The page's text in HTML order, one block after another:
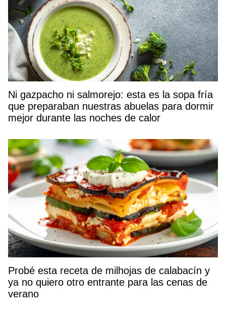
Ni gazpacho ni salmorejo: esta es la sopa fría
que preparaban nuestras abuelas para dormir
mejor durante las noches de calor
Probé esta receta de milhojas de calabacín y
ya no quiero otro entrante para las cenas de
verano